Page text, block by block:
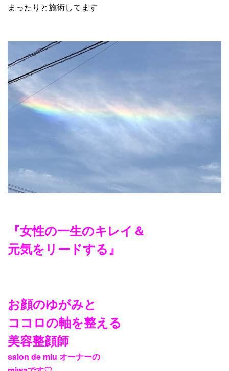
まったりと施術してます
『女性の一生のキレイ＆
元気をリードする』
お顔のゆがみと
ココロの軸を整える
美容整顔師
salon de miu オーナーの